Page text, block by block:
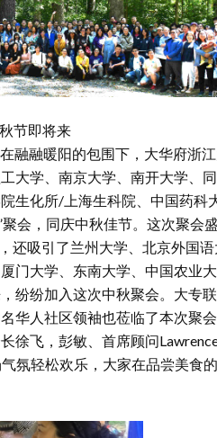
节即将来
融融暖阳的包围下，大华府浙
大学、南京大学、南开大学、
生化所/上海生科院、中国药科
会，同庆中秋佳节。这次聚会
还吸引了兰州大学、北京外国语
门大学、东南大学、中国农业
纷纷加入这次中秋聚会。大专
华人社区领袖也莅临了本次聚会
徐飞，彭敏、首席顾问
氛轻松欢乐，大家在品尝美食